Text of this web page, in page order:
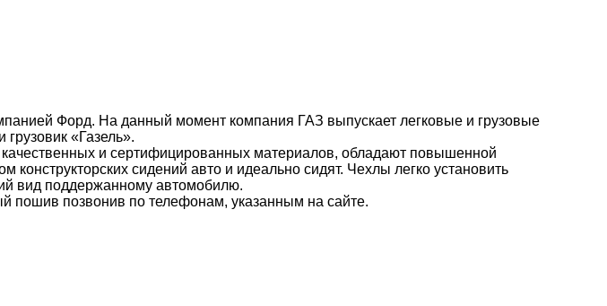
Форд. На данный момент компания ГАЗ выпускает легковые и грузовые
«Газель».
и сертифицированных материалов, обладают повышенной
сидений авто и идеально сидят. Чехлы легко установить
вид поддержанному автомобилю.
пошив позвонив по телефонам, указанным на сайте.